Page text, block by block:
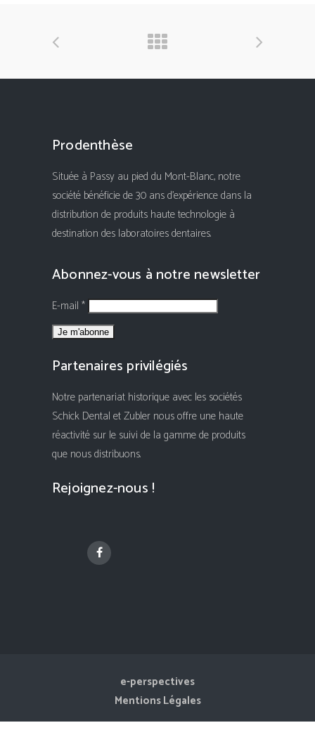
Prodenthèse
Située à Passy au pied du Mont-Blanc, notre
société bénéficie de 30 ans d'expérience dans la
distribution de produits haute technologie à
destination des laboratoires dentaires.
Abonnez-vous à notre newsletter
E-mail *
Partenaires privilégiés
Notre partenariat historique avec les sociétés
Schick Dental et Zubler nous offre une haute
réactivité sur le suivi de la gamme de produits
que nous distribuons.
Rejoignez-nous !
e-perspectives
Mentions Légales